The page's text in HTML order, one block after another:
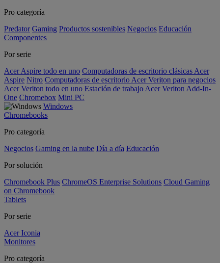
Pro categoría
Predator Gaming Productos sostenibles Negocios Educación
Componentes
Por serie
Acer Aspire todo en uno Computadoras de escritorio clásicas Acer
Aspire Nitro Computadoras de escritorio Acer Veriton para negocios
Acer Veriton todo en uno Estación de trabajo Acer Veriton Add-In-
One Chromebox Mini PC
Windows
Chromebooks
Pro categoría
Negocios Gaming en la nube Día a día Educación
Por solución
Chromebook Plus ChromeOS Enterprise Solutions Cloud Gaming
on Chromebook
Tablets
Por serie
Acer Iconia
Monitores
Pro categoría